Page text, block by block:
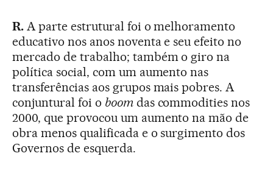
R.A parte estrutural foi o melhoramento
educativo nos anos noventa e seu efeito no
mercado de trabalho; também o giro na
política social, com um aumento nas
transferências aos grupos mais pobres. A
conjuntural foi o boomdas commodities nos
2000, que provocou um aumento na mão de
obra menos qualificada e o surgimento dos
Governos de esquerda.